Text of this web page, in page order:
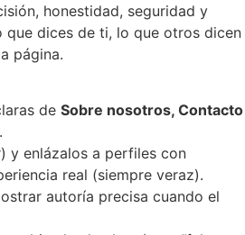
honestidad, seguridad y
que dices de ti, lo que otros dicen
página.
de Sobre nosotros, Contacto
y enlázalos a perfiles con
real (siempre veraz).
autoría precisa cuando el